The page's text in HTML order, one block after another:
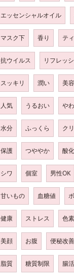
エッセンシャルオイル
マスク下 香り テ
抗ウイルス リフレッ
スッキリ 潤い 美
人気 うるおい や
水分 ふっくら ク
保護 つややか 酸化
シワ 個室 男性OK
甘いもの 血糖値
健康 ストレス 色
美顔 お腹 便秘改善
脂質 糖質制限 腸活